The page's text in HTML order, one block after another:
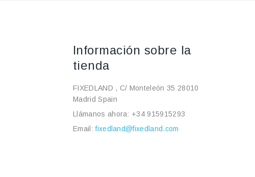
Información sobre la
tienda
FIXEDLAND , C/ Monteleón 35 28010
Madrid Spain
Llámanos ahora: +34 915915293
Email:fixedland@fixedland.com